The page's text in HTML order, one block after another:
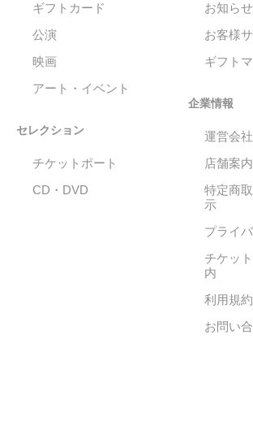
ギフトカード
公演
映画
アート・イベント
セレクション
チケットポート
CD・DVD
お知らせ
お客様
ギフト
企業情報
運営会社
店舗案内
特定商
示
プライ
チケッ
内
利用規約
お問い